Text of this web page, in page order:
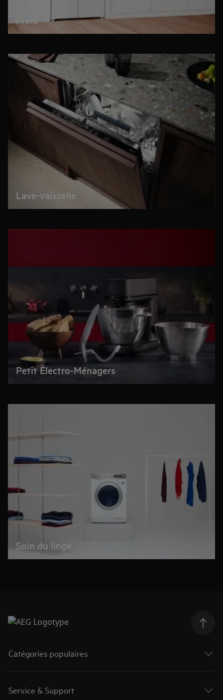
Froid
Lave-vaisselle
Petit Électro-Ménagers
Soin du linge
Catégories populaires
Service & Support